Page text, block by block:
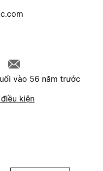
vào 56 năm trước
kiện